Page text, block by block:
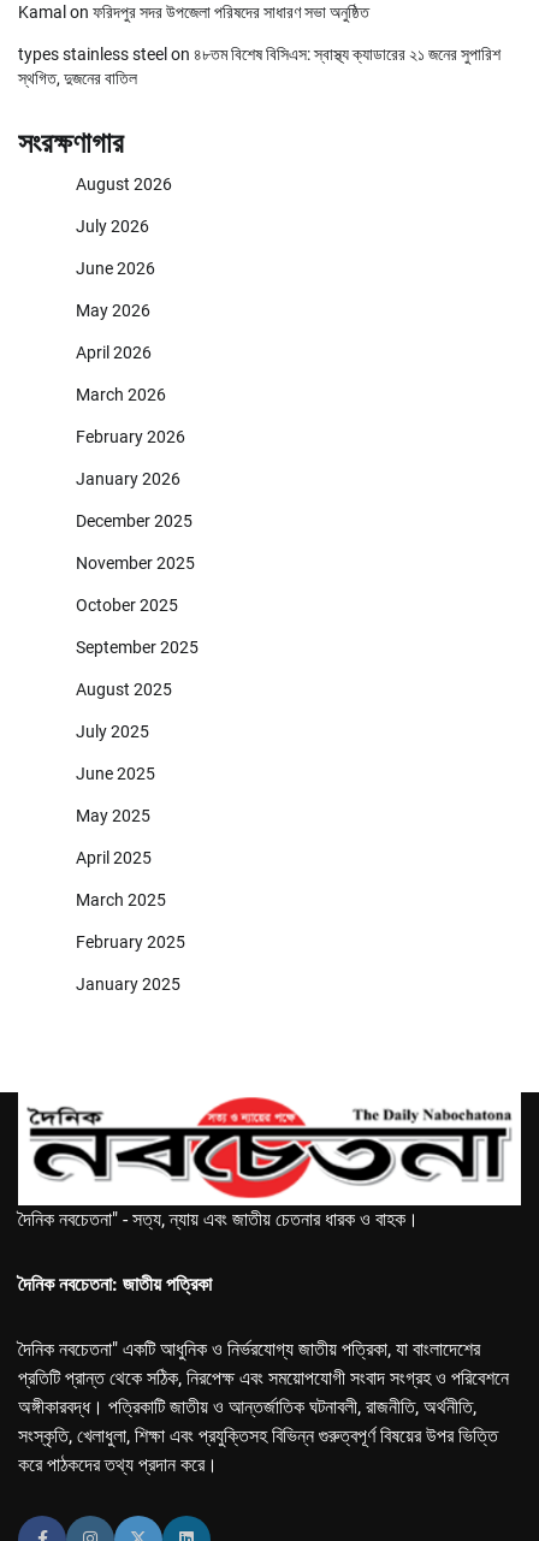
Kamal on ফরিদপুর সদর উপজেলা পরিষদের সাধারণ সভা অনুষ্ঠিত
types stainless steel on ৪৮তম বিশেষ বিসিএস: স্বাস্থ্য ক্যাডারের ২১ জনের সুপারিশ
স্থগিত, দুজনের বাতিল
সংরক্ষণাগার
August 2026
July 2026
June 2026
May 2026
April 2026
March 2026
February 2026
January 2026
December 2025
November 2025
October 2025
September 2025
August 2025
July 2025
June 2025
May 2025
April 2025
March 2025
February 2025
January 2025
দৈনিক নবচেতনা" - সত্য, ন্যায় এবং জাতীয় চেতনার ধারক ও বাহক।
দৈনিক নবচেতনা: জাতীয় পত্রিকা
দৈনিক নবচেতনা" একটি আধুনিক ও নির্ভরযোগ্য জাতীয় পত্রিকা, যা বাংলাদেশের
প্রতিটি প্রান্ত থেকে সঠিক, নিরপেক্ষ এবং সময়োপযোগী সংবাদ সংগ্রহ ও পরিবেশনে
অঙ্গীকারবদ্ধ। পত্রিকাটি জাতীয় ও আন্তর্জাতিক ঘটনাবলী, রাজনীতি, অর্থনীতি,
সংস্কৃতি, খেলাধুলা, শিক্ষা এবং প্রযুক্তিসহ বিভিন্ন গুরুত্বপূর্ণ বিষয়ের উপর ভিত্তি
করে পাঠকদের তথ্য প্রদান করে।